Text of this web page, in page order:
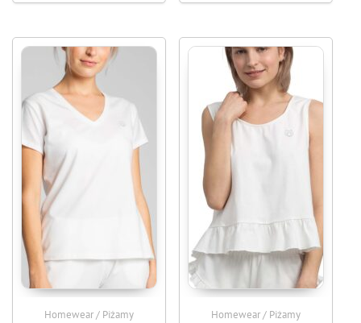
Homewear / Piżamy Homewear / Piżamy